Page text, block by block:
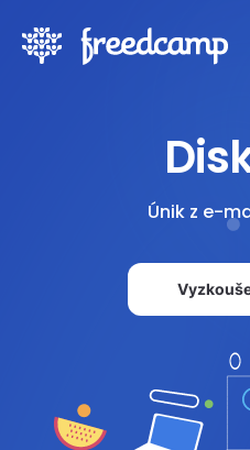
Únik z e-